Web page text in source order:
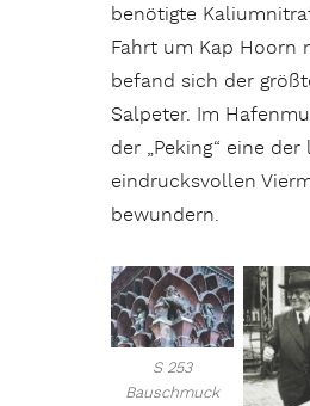
benötigte
Fahrt um Kap Hoorn
befand sich der
Salpeter. Im
der „Peking“ eine
eindrucksvollen
bewundern.
S 253
Bauschmuck